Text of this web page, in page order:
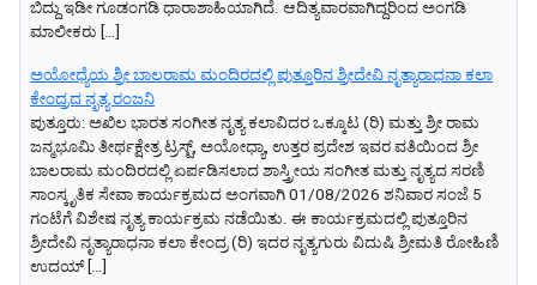
ಬಿದ್ದು ಇಡೀ ಗೂಡಂಗಡಿ ಧಾರಾಶಾಹಿಯಾಗಿದೆ. ಆದಿತ್ಯವಾರವಾಗಿದ್ದರಿಂದ ಅಂಗಡಿ
ಮಾಲೀಕರು […]
ಅಯೋಧ್ಯೆಯ ಶ್ರೀ ಬಾಲರಾಮ ಮಂದಿರದಲ್ಲಿ ಪುತ್ತೂರಿನ ಶ್ರೀದೇವಿ ನೃತ್ಯಾರಾಧನಾ ಕಲಾ
ಕೇಂದ್ರದ ನೃತ್ಯ ರಂಜನಿ
ಪುತ್ತೂರು: ಅಖಿಲ ಭಾರತ ಸಂಗೀತ ನೃತ್ಯ ಕಲಾವಿದರ ಒಕ್ಕೂಟ (ರಿ) ಮತ್ತು ಶ್ರೀ ರಾಮ
ಜನ್ಮಭೂಮಿ ತೀರ್ಥಕ್ಷೇತ್ರ ಟ್ರಸ್ಟ್, ಅಯೋಧ್ಯಾ, ಉತ್ತರ ಪ್ರದೇಶ ಇವರ ವತಿಯಿಂದ ಶ್ರೀ
ಬಾಲರಾಮ ಮಂದಿರದಲ್ಲಿ ಏರ್ಪಡಿಸಲಾದ ಶಾಸ್ತ್ರೀಯ ಸಂಗೀತ ಮತ್ತು ನೃತ್ಯದ ಸರಣಿ
ಸಾಂಸ್ಕೃತಿಕ ಸೇವಾ ಕಾರ್ಯಕ್ರಮದ ಅಂಗವಾಗಿ 01/08/2026 ಶನಿವಾರ ಸಂಜೆ 5
ಗಂಟೆಗೆ ವಿಶೇಷ ನೃತ್ಯ ಕಾರ್ಯಕ್ರಮ ನಡೆಯಿತು. ಈ ಕಾರ್ಯಕ್ರಮದಲ್ಲಿ ಪುತ್ತೂರಿನ
ಶ್ರೀದೇವಿ ನೃತ್ಯಾರಾಧನಾ ಕಲಾ ಕೇಂದ್ರ (ರಿ) ಇದರ ನೃತ್ಯಗುರು ವಿದುಷಿ ಶ್ರೀಮತಿ ರೋಹಿಣಿ
ಉದಯ್ […]